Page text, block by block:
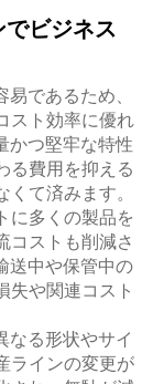
ビジネス
であるため、
スト効率に優れ
かつ堅牢な特性
る費用を抑える
て済みます。
に多くの製品を
コストも削減さ
送中や保管中の
失や関連コスト
なる形状やサイ
ラインの変更が